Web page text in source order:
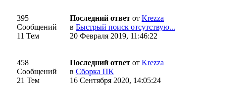
395
Сообщений
11 Тем
Последний ответ от Krezza
в Быстрый поиск отсутствую...
20 Февраля 2019, 11:46:22
458
Сообщений
21 Тем
Последний ответ от Krezza
в Сборка ПК
16 Сентября 2020, 14:05:24